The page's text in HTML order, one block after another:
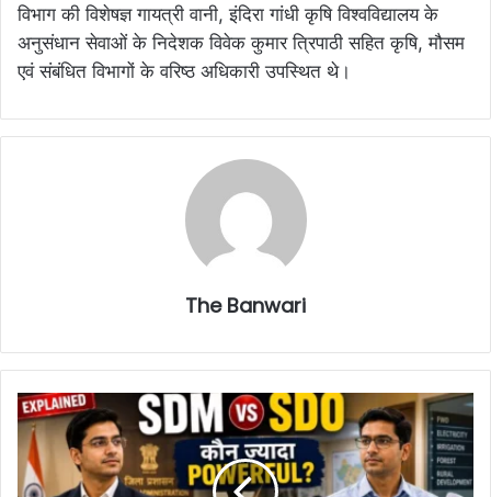
विभाग की विशेषज्ञ गायत्री वानी, इंदिरा गांधी कृषि विश्वविद्यालय के
अनुसंधान सेवाओं के निदेशक विवेक कुमार त्रिपाठी सहित कृषि, मौसम
एवं संबंधित विभागों के वरिष्ठ अधिकारी उपस्थित थे।
The Banwari